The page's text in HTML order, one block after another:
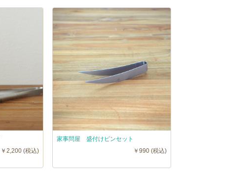
￥2,200 (税込)
家事問屋 盛付けピンセット
￥990 (税込)